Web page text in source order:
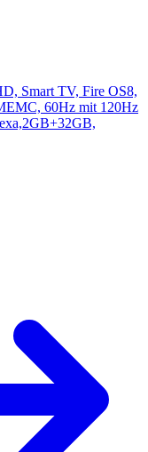
Smart TV, Fire OS8,
60Hz mit 120Hz